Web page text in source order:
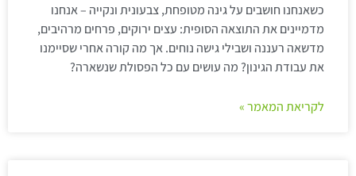
כשאנחנו חושבים על גינה מטופחת, צבעונית ונקייה – אנחנו
מדמיינים את התוצאה הסופית: עצים ירוקים, פרחים מרהיבים,
מדשאה רעננה ושבילי גישה נוחים. אך מה קורה אחרי שסיימנו
את עבודת הגינון? מה עושים עם כל הפסולת שנשארה?
לקריאת המאמר »